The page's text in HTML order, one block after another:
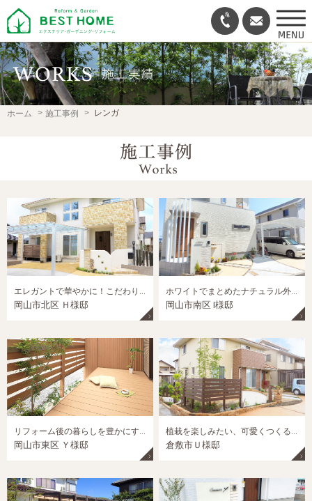
ホーム 施工事例 レンガ
岡山市北区 Ｈ様邸 岡山市南区 I様邸
岡山市東区 Ｙ様邸 倉敷市Ｕ様邸